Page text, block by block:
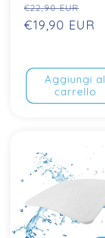
Prezzo
normale
€22,90 EUR
di
€19,90 EUR
Aggiungi al
carrello